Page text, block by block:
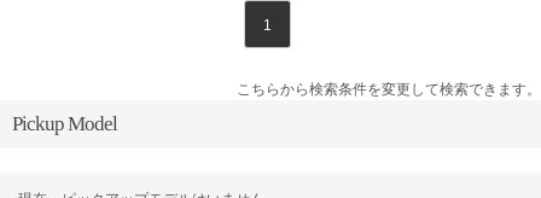
1
こちらから検索条件を変更して検索できます。
Pickup Model